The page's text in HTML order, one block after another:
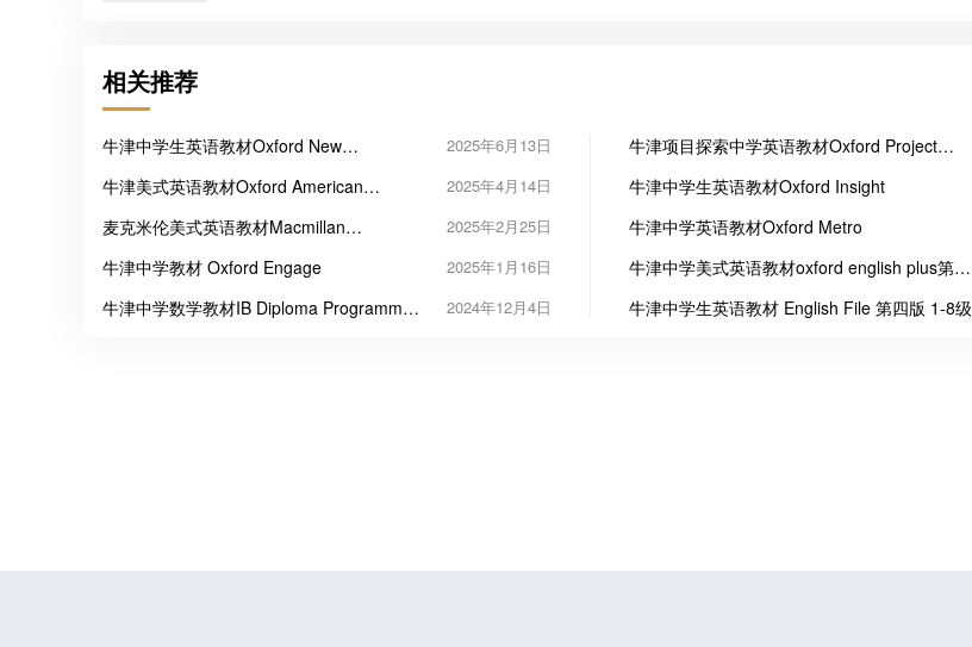
相关推荐
牛津中学生英语教材Oxford New
2025年6月13日
牛津美式英语教材Oxford American
2025年4月14日
麦克米伦美式英语教材Macmillan
2025年2月25日
牛津中学教材 Oxford Engage 2025年1月16日
牛津中学数学教材IB Diploma Programme
2024年12月4日
牛津项目探索中学英语教材Oxford Project
牛津中学生英语教材Oxford Insight
牛津中学英语教材Oxford Metro
牛津中学美式英语教材oxford english plus第二
牛津中学生英语教材 English File 第四版 1-8级